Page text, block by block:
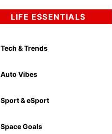
LIFE ESSENTIALS
Tech & Trends
Auto Vibes
Sport & eSport
Space Goals